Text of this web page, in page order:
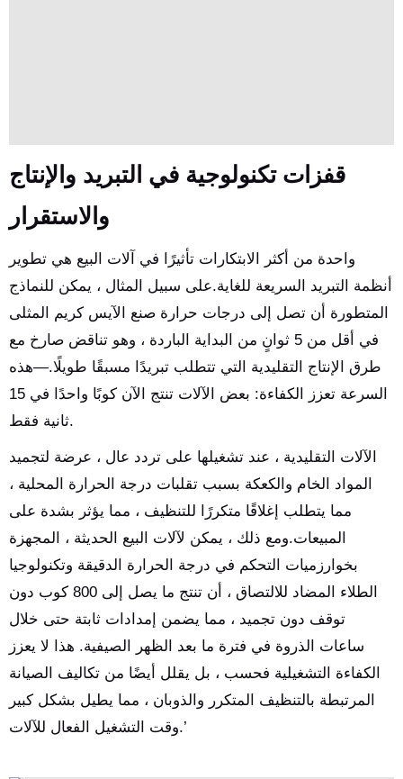
قفزات تكنولوجية في التبريد والإنتاج
واحدة من أكثر الابتكارات تأثيرًا في آلات البيع هي تطوير
أنظمة التبريد السريعة للغاية.على سبيل المثال ، يمكن للنماذج
المتطورة أن تصل إلى درجات حرارة صنع الآيس كريم المثلى
في أقل من 5 ثوانٍ من البداية الباردة ، وهو تناقض صارخ مع
طرق الإنتاج التقليدية التي تتطلب تبريدًا مسبقًا طويلًا.—هذه
السرعة تعزز الكفاءة: بعض الآلات تنتج الآن كوبًا واحدًا في 15
ثانية فقط.
الآلات التقليدية ، عند تشغيلها على تردد عال ، عرضة لتجميد
المواد الخام والكعكة بسبب تقلبات درجة الحرارة المحلية ،
مما يتطلب إغلاقًا متكررًا للتنظيف ، مما يؤثر بشدة على
المبيعات.ومع ذلك ، يمكن لآلات البيع الحديثة ، المجهزة
بخوارزميات التحكم في درجة الحرارة الدقيقة وتكنولوجيا
الطلاء المضاد للالتصاق ، أن تنتج ما يصل إلى 800 كوب دون
توقف دون تجميد ، مما يضمن إمدادات ثابتة حتى خلال
ساعات الذروة في فترة ما بعد الظهر الصيفية. هذا لا يعزز
الكفاءة التشغيلية فحسب ، بل يقلل أيضًا من تكاليف الصيانة
المرتبطة بالتنظيف المتكرر والذوبان ، مما يطيل بشكل كبير
وقت التشغيل الفعال للآلات.’